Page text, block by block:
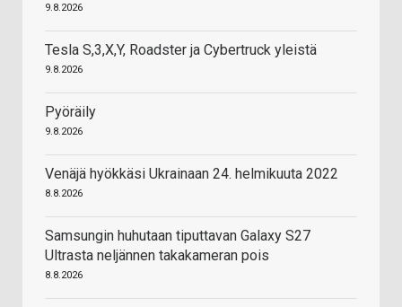
9.8.2026
Tesla S,3,X,Y, Roadster ja Cybertruck yleistä
9.8.2026
Pyöräily
9.8.2026
Venäjä hyökkäsi Ukrainaan 24. helmikuuta 2022
8.8.2026
Samsungin huhutaan tiputtavan Galaxy S27
Ultrasta neljännen takakameran pois
8.8.2026